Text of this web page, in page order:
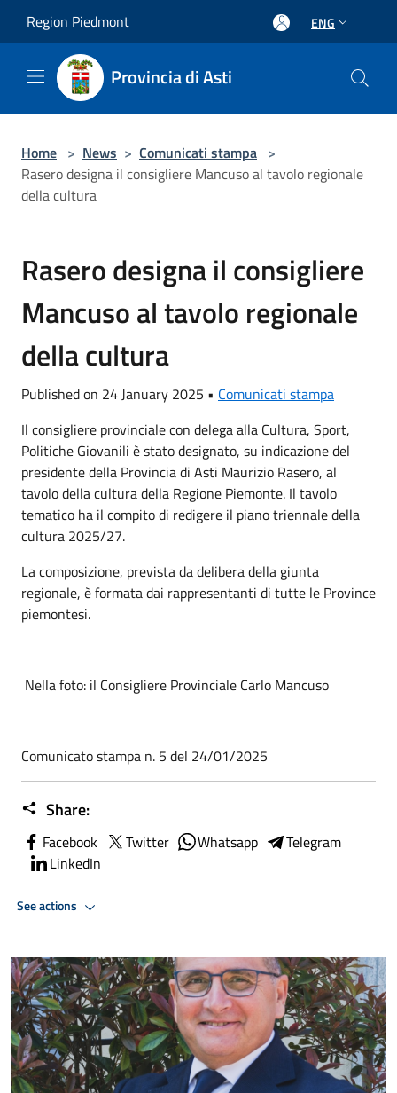
Region Piedmont ENG
Provincia di Asti
Home > News > Comunicati stampa >
Rasero designa il consigliere Mancuso al tavolo regionale
della cultura
Rasero designa il consigliere
Mancuso al tavolo regionale
della cultura
Published on 24 January 2025 • Comunicati stampa
Il consigliere provinciale con delega alla Cultura, Sport,
Politiche Giovanili è stato designato, su indicazione del
presidente della Provincia di Asti Maurizio Rasero, al
tavolo della cultura della Regione Piemonte. Il tavolo
tematico ha il compito di redigere il piano triennale della
cultura 2025/27.
La composizione, prevista da delibera della giunta
regionale, è formata dai rappresentanti di tutte le Province
piemontesi.
Nella foto: il Consigliere Provinciale Carlo Mancuso
Comunicato stampa n. 5 del 24/01/2025
Share:
Facebook Twitter Whatsapp
Telegram
LinkedIn
See actions